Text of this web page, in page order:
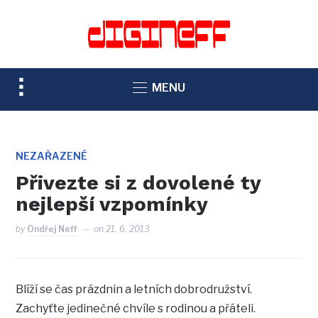
TOGGLE
SIDEBAR
NAVIGATION
MENU
NEZAŘAZENÉ
Přivezte si z dovolené ty
nejlepší vzpomínky
by Ondřej Neff on21. 6. 2013
Blíží se čas prázdnin a letních dobrodružství.
Zachyťte jedinečné chvíle s rodinou a přáteli.